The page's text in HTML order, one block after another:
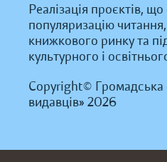
Реалізація проєктів,
популяризацію
книжкового ринку та
культурного і
Copyright© Громадська
видавців» 2026